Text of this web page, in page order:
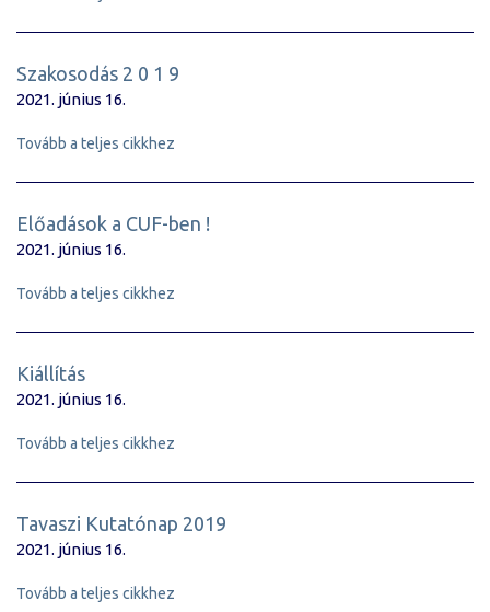
Szakosodás 2 0 1 9
2021. június 16.
Tovább a teljes cikkhez
Előadások a CUF-ben !
2021. június 16.
Tovább a teljes cikkhez
Kiállítás
2021. június 16.
Tovább a teljes cikkhez
Tavaszi Kutatónap 2019
2021. június 16.
Tovább a teljes cikkhez